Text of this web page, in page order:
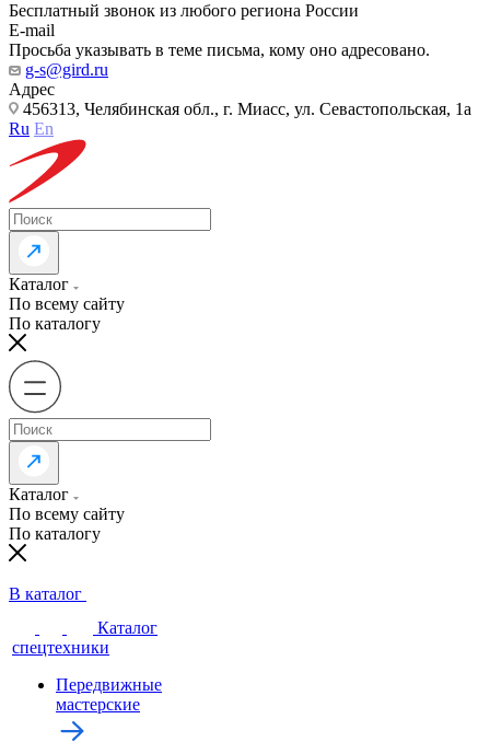
Бесплатный звонок из любого региона России
E-mail
Просьба указывать в теме письма, кому оно адресовано.
g-s@gird.ru
Адрес
456313, Челябинская обл., г. Миасс, ул. Севастопольская, 1а
Ru En
Каталог
По всему сайту
По каталогу
Каталог
По всему сайту
По каталогу
В каталог
Каталог
спецтехники
Передвижные
мастерские